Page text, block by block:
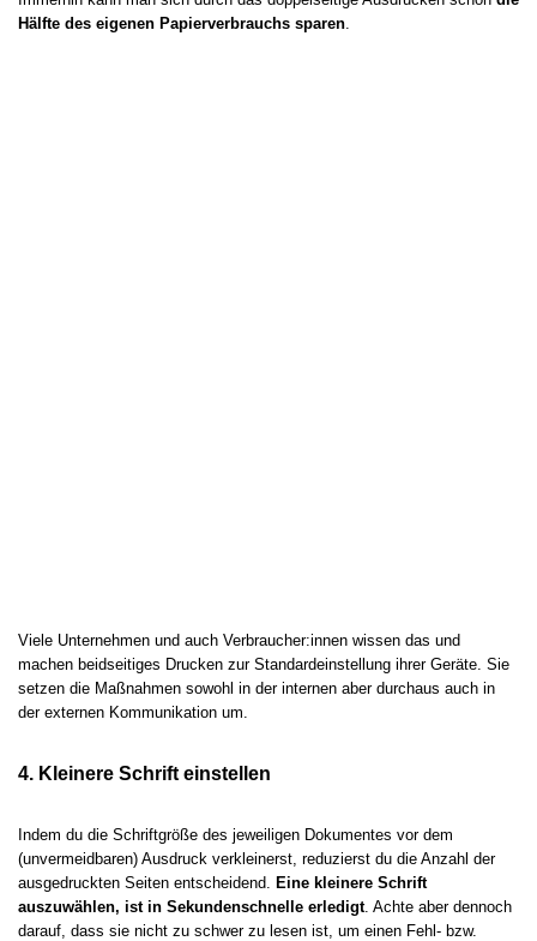
Hälfte des eigenen Papierverbrauchs sparen
Viele Unternehmen und auch Verbraucher:innen wissen das und
machen beidseitiges Drucken zur Standardeinstellung ihrer Geräte. Sie
setzen die Maßnahmen sowohl in der internen aber durchaus auch in
der externen Kommunikation um.
4. Kleinere Schrift einstellen
Indem du die Schriftgröße des jeweiligen Dokumentes vor dem
(unvermeidbaren) Ausdruck verkleinerst, reduzierst du die Anzahl der
ausgedruckten Seiten entscheidend. Eine kleinere Schrift
auszuwählen, ist in Sekundenschnelle erledigt. Achte aber dennoch
darauf, dass sie nicht zu schwer zu lesen ist, um einen Fehl- bzw.